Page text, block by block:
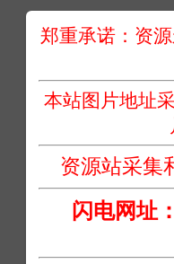
郑重承诺：资
本站图片地址
资源站采集
闪电网址